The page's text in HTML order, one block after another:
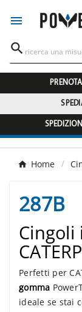


Home
287B
Perfetti per
gomma
ideale se stai